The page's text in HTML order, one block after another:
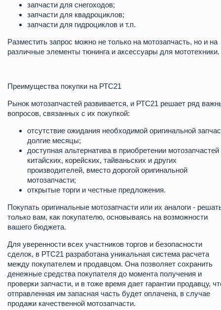
запчасти для снегоходов;
запчасти для квадроциклов;
запчасти для гидроциклов и т.п.
Разместить запрос можно не только на мотозапчасть, но и на
различные элементы тюнинга и аксессуары для мототехники.
Преимущества покупки на РТС21
Рынок мотозапчастей развивается, и РТС21 решает ряд
вопросов, связанных с их покупкой:
отсутствие ожидания необходимой оригинальной
долгие месяцы;
доступная альтернатива в приобретении мотозапчастей
китайских, корейских, тайваньских и других
производителей, вместо дорогой оригинальной
мотозапчасти;
открытые торги и честные предложения.
Покупать оригинальные мотозапчасти или их аналоги -
только вам, как покупателю, основываясь на возможности
вашего бюджета.
Для уверенности всех участников торгов и безопасности
сделок, в РТС21 разработана уникальная система расчета
между покупателем и продавцом. Она позволяет сохранить
денежные средства покупателя до момента получения и
проверки запчасти, и в тоже время дает гарантии продавцу,
отправленная им запасная часть будет оплачена, в случае
продажи качественной мотозапчасти.